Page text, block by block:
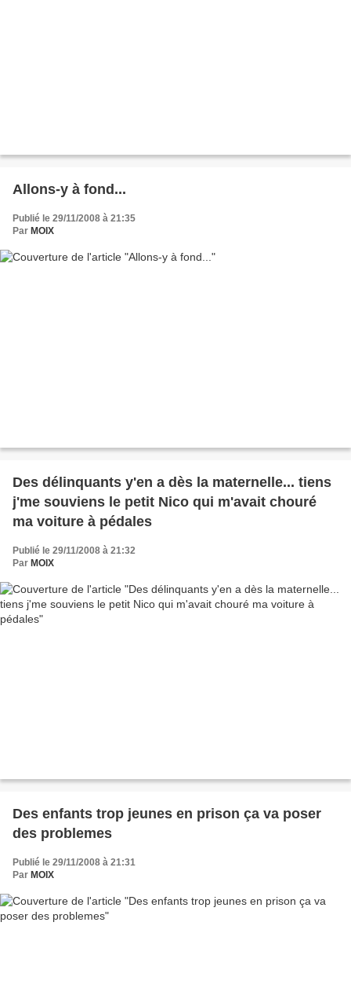
Allons-y à fond...
Publié le 29/11/2008 à 21:35
Par MOIX
Des délinquants y'en a dès la maternelle... tiens
j'me souviens le petit Nico qui m'avait chouré
ma voiture à pédales
Publié le 29/11/2008 à 21:32
Par MOIX
Des enfants trop jeunes en prison ça va poser
des problemes
Publié le 29/11/2008 à 21:31
Par MOIX